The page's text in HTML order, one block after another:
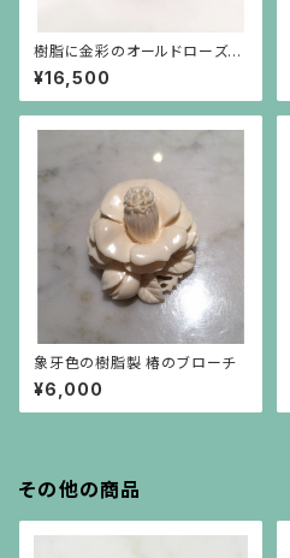
樹脂に金彩のオールドローズの
ブローチ
¥16,500
象牙色の樹脂製 椿のブローチ
¥6,000
その他の商品